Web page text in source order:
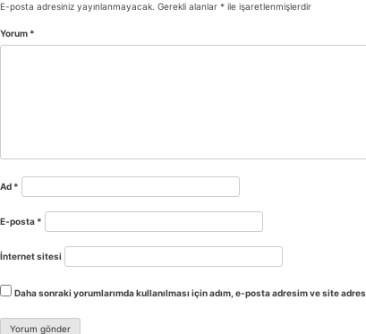
E-posta adresiniz yayınlanmayacak. Gerekli alanlar * ile işaretlenmişlerdir
Yorum *
Ad *
E-posta *
İnternet sitesi
Daha sonraki yorumlarımda kullanılması için adım, e-posta adresim ve site